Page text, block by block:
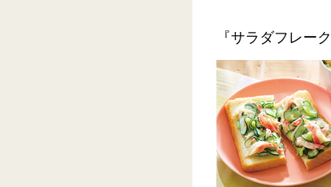
『サラダフレー